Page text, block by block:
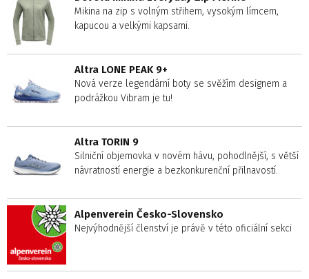
Mikina na zip s volným střihem, vysokým límcem,
kapucou a velkými kapsami.
Altra LONE PEAK 9+
Nová verze legendární boty se svěžím designem a
podrážkou Vibram je tu!
Altra TORIN 9
Silniční objemovka v novém hávu, pohodlnější, s větší
návratností energie a bezkonkurenční přilnavostí.
Alpenverein Česko-Slovensko
Nejvýhodnější členství je právě v této oficiální sekci